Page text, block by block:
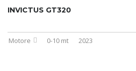
INVICTUS GT320
Motore 0-10 mt 2023